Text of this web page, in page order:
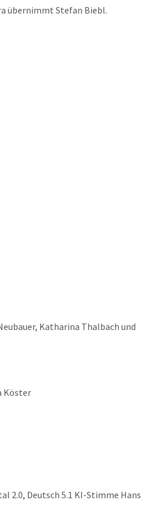
übernimmt Stefan Biebl.
Katharina Thalbach und
Köster
2.0, Deutsch 5.1 KI-Stimme Hans